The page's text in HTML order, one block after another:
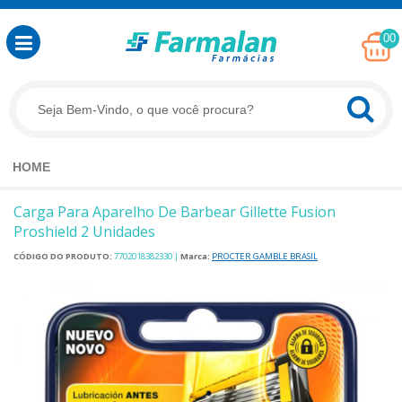
00
HOME
Carga Para Aparelho De Barbear Gillette Fusion
Proshield 2 Unidades
CÓDIGO DO PRODUTO: 7702018382330 | Marca: PROCTER GAMBLE BRASIL